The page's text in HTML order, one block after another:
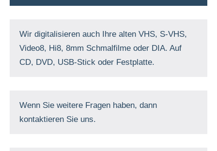
Wir digitalisieren auch Ihre alten VHS, S-VHS,
Video8, Hi8, 8mm Schmalfilme oder DIA. Auf
CD, DVD, USB-Stick oder Festplatte.
Wenn Sie weitere Fragen haben, dann
kontaktieren Sie uns.